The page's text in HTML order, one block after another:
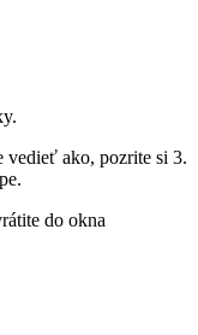
vedieť ako, pozrite si 3.
do okna